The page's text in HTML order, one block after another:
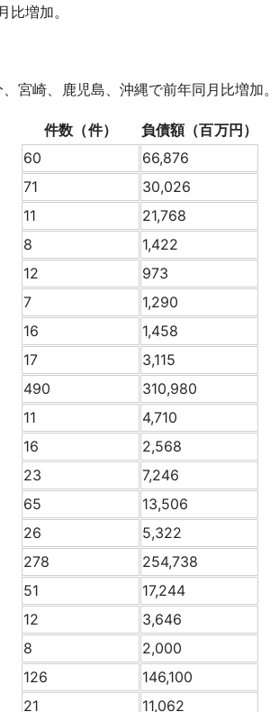
増加。
宮崎、鹿児島、沖縄で前年同月比増加。
件数（件）
負債額（百万円）
60
66,876
71
30,026
11
21,768
8
1,422
12
973
7
1,290
16
1,458
17
3,115
490
310,980
11
4,710
16
2,568
23
7,246
65
13,506
26
5,322
278
254,738
51
17,244
12
3,646
8
2,000
126
146,100
21 11,062